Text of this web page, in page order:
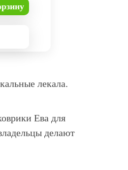
лекала.
Ева для
делают